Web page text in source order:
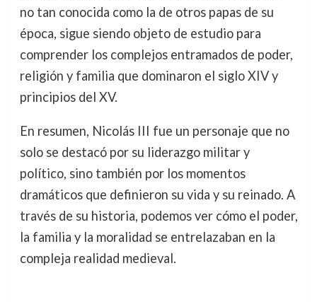
no tan conocida como la de otros papas de su
época, sigue siendo objeto de estudio para
comprender los complejos entramados de poder,
religión y familia que dominaron el siglo XIV y
principios del XV.
En resumen, Nicolás III fue un personaje que no
solo se destacó por su liderazgo militar y
político, sino también por los momentos
dramáticos que definieron su vida y su reinado. A
través de su historia, podemos ver cómo el poder,
la familia y la moralidad se entrelazaban en la
compleja realidad medieval.